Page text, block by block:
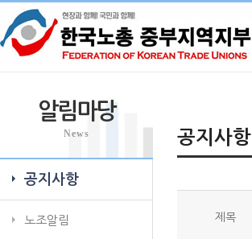
알림마당
News
공지사항
노조알림
공지사항
제목